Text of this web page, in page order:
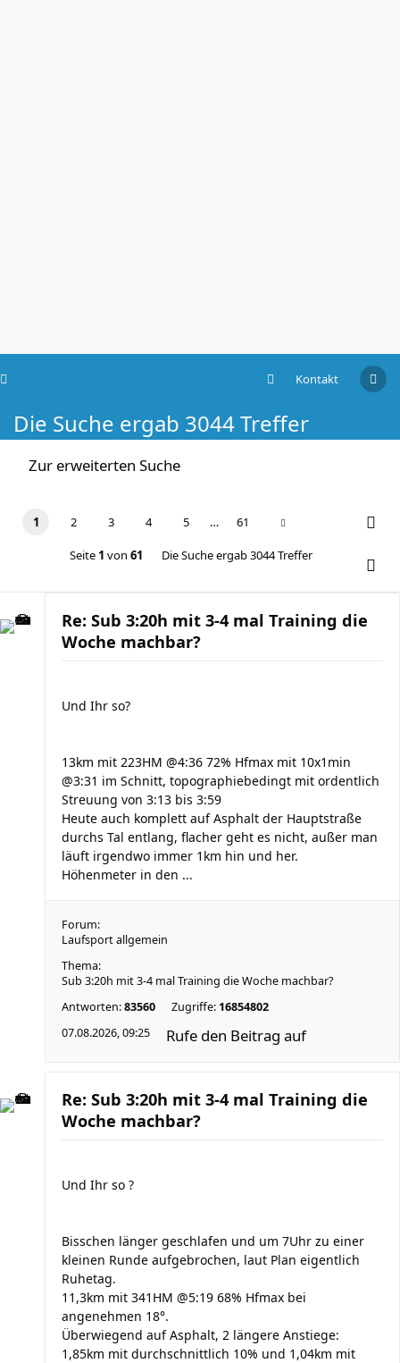
Kontakt
Die Suche ergab 3044 Treffer
Zur erweiterten Suche
1 2 3 4 5 … 61
Seite 1 von 61 Die Suche ergab 3044 Treffer
Re: Sub 3:20h mit 3-4 mal Training die
Woche machbar?
Und Ihr so?
13km mit 223HM @4:36 72% Hfmax mit 10x1min
@3:31 im Schnitt, topographiebedingt mit ordentlich
Streuung von 3:13 bis 3:59
Heute auch komplett auf Asphalt der Hauptstraße
durchs Tal entlang, flacher geht es nicht, außer man
läuft irgendwo immer 1km hin und her.
Höhenmeter in den ...
Forum:
Laufsport allgemein
Thema:
Sub 3:20h mit 3-4 mal Training die Woche machbar?
Antworten:83560 Zugriffe: 16854802
07.08.2026, 09:25
Rufe den Beitrag auf
Re: Sub 3:20h mit 3-4 mal Training die
Woche machbar?
Und Ihr so ?
Bisschen länger geschlafen und um 7Uhr zu einer
kleinen Runde aufgebrochen, laut Plan eigentlich
Ruhetag.
11,3km mit 341HM @5:19 68% Hfmax bei
angenehmen 18°.
Überwiegend auf Asphalt, 2 längere Anstiege:
1,85km mit durchschnittlich 10% und 1,04km mit